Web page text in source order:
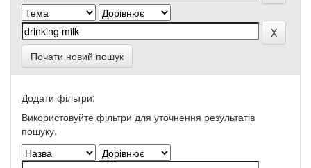
Почати новий пошук
Додати фільтри:
Використовуйте фільтри для уточнення результатів
пошуку.